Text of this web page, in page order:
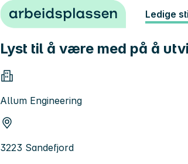
Hopp til innhold Ledige
Lyst til å være med på å
Allum Engineering
3223 Sandefjord